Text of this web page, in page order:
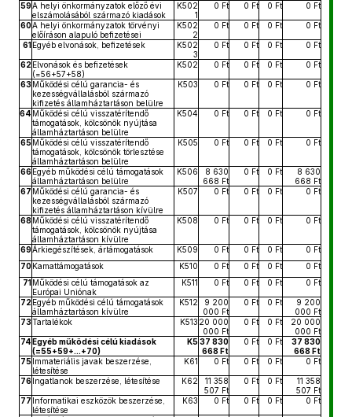
59A helyi önkormányzatok előző évi
elszámolásából származó kiadások
K502
1
0 Ft 0 Ft 0 Ft 0 Ft
60A helyi önkormányzatok törvényi
előíráson alapuló befizetései
K502
2
0 Ft 0 Ft 0 Ft 0 Ft
61Egyéb elvonások, befizetések
K502
3
0 Ft 0 Ft 0 Ft 0 Ft
62Elvonások és befizetések
(=56+57+58)
K502 0 Ft 0 Ft 0 Ft 0 Ft
63Működési célú garancia- és
kezességvállalásból származó
kifizetés államháztartáson belülre
K503 0 Ft 0 Ft 0 Ft 0 Ft
64 Működési célú visszatérítendő
támogatások, kölcsönök nyújtása
államháztartáson belülre
K504 0 Ft 0 Ft 0 Ft 0 Ft
65Működési célú visszatérítendő
támogatások, kölcsönök törlesztése
államháztartáson belülre
K505 0 Ft 0 Ft 0 Ft 0 Ft
66Egyéb működési célú támogatások
államháztartáson belülre
K506
8 630
668 Ft
0 Ft 0 Ft
8 630
668 Ft
67 Működési célú garancia- és
kezességvállalásból származó
kifizetés államháztartáson kívülre
K507 0 Ft 0 Ft 0 Ft 0 Ft
68Működési célú visszatérítendő
támogatások, kölcsönök nyújtása
államháztartáson kívülre
K508 0 Ft 0 Ft 0 Ft 0 Ft
69Árkiegészítések, ártámogatások K509 0 Ft 0 Ft 0 Ft
0 Ft
70 Kamattámogatások K510 0 Ft 0 Ft 0 Ft
0 Ft
71Működési célú támogatások az
Európai Uniónak
K511 0 Ft 0 Ft 0 Ft 0 Ft
72Egyéb működési célú támogatások
államháztartáson kívülre
K512
9 200
000 Ft
0 Ft 0 Ft
9 200
000 Ft
73Tartalékok K513 20 000
000 Ft
0 Ft 0 Ft
20 000
000 Ft
74Egyéb működési célú kiadások
(=55+59+...+70)
K537 830
668 Ft
0 Ft 0 Ft
37 830
668 Ft
75Immateriális javak beszerzése,
létesítése
K61 0 Ft 0 Ft 0 Ft 0 Ft
76Ingatlanok beszerzése, létesítése K62
11 358
507 Ft
0 Ft 0 Ft
11 358
507 Ft
77 Informatikai eszközök beszerzése,
létesítése
K63 0 Ft 0 Ft 0 Ft 0 Ft